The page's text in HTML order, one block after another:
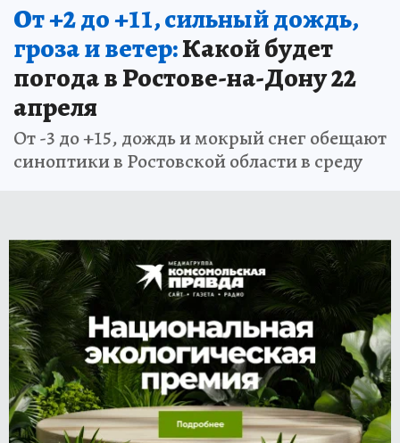
От +2 до +11, сильный дождь,
гроза и ветер:Какой будет
погода в Ростове-на-Дону 22
апреля
От -3 до +15, дождь и мокрый снег обещают
синоптики в Ростовской области в среду